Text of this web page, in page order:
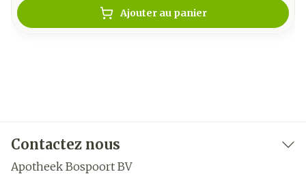
Ajouter au panier
Contactez nous
Apotheek Bospoort BV